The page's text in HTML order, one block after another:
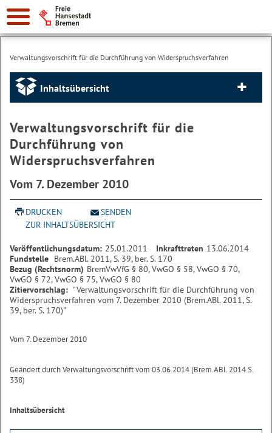
Verwaltungsvorschrift für die Durchführung von Widerspruchsverfahren
Inhaltsübersicht
Verwaltungsvorschrift für die
Durchführung von
Widerspruchsverfahren
Vom 7. Dezember 2010
DRUCKEN
SENDEN
ZUR INHALTSÜBERSICHT
Veröffentlichungsdatum: 25.01.2011 Inkrafttreten 13.06.2014
Fundstelle Brem.ABl. 2011, S. 39, ber. S. 170
Bezug (Rechtsnorm) BremVwVfG § 80, VwGO § 58, VwGO § 70,
VwGO § 72, VwGO § 75, VwGO § 80
Zitiervorschlag: "Verwaltungsvorschrift für die Durchführung von
Widerspruchsverfahren vom 7. Dezember 2010 (Brem.ABl. 2011, S.
39, ber. S. 170)"
Vom 7. Dezember 2010
Geändert durch Verwaltungsvorschrift vom 03.06.2014 (Brem.ABl. 2014 S.
338)
Inhaltsübersicht